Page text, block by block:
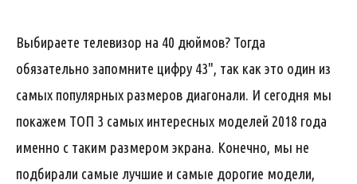
Выбираете телевизор на 40 дюймов? Тогда
обязательно запомните цифру 43", так как это один из
самых популярных размеров диагонали. И сегодня мы
покажем ТОП 3 самых интересных моделей 2018 года
именно с таким размером экрана. Конечно, мы не
подбирали самые лучшие и самые дорогие модели,